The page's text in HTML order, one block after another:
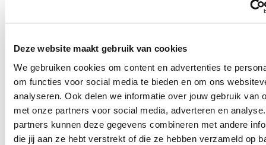
Deze website maakt gebruik van cookies
We gebruiken cookies om content en advertenties te
om functies voor social media te bieden en om ons
analyseren. Ook delen we informatie over jouw gebruik van
met onze partners voor social media, adverteren en
partners kunnen deze gegevens combineren met andere
die jij aan ze hebt verstrekt of die ze hebben verzameld op
Planbureau
070-2055885
Hiervoor mail je naar de zorgcoördinator